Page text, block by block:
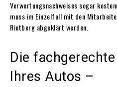
Verwertungsnachweises sogar
muss im Einzelfall mit den
Rietberg abgeklärt werden.
Die
Ihres Autos –